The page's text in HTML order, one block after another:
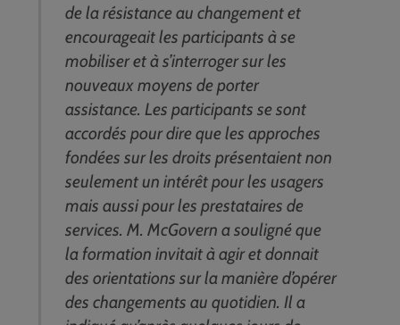
de la résistance au changement et
encourageait les participants à se
mobiliser et à s’interroger sur les
nouveaux moyens de porter
assistance. Les participants se sont
accordés pour dire que les approches
fondées sur les droits présentaient non
seulement un intérêt pour les usagers
mais aussi pour les prestataires de
services. M. McGovern a souligné que
la formation invitait à agir et donnait
des orientations sur la manière d’opérer
des changements au quotidien. Il a